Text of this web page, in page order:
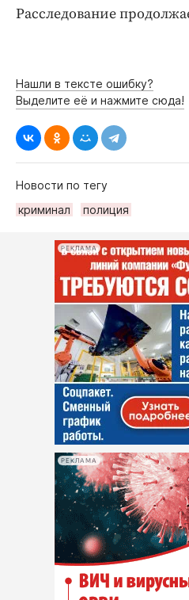
Расследование
Нашли в тексте ошибку?
Выделите её и нажмите сюда!
Новости по тегу
криминал
полиция
РЕКЛАМА
РЕКЛАМА